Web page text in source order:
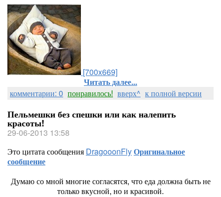
[700x669]
Читать далее...
комментарии: 0 понравилось! вверх^ к полной версии
Пельмешки без спешки или как налепить
красоты!
29-06-2013 13:58
Это цитата сообщения DragooonFlyОригинальное
сообщение
Думаю со мной многие согласятся, что еда должна быть не
только вкусной, но и красивой.